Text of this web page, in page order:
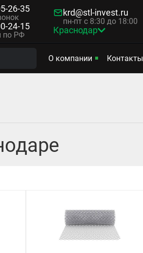
26-35
24-15
по РФ
krd@stl-invest.ru
пн-пт с 8:30 до 18:00
Краснодар
О компании Контакты